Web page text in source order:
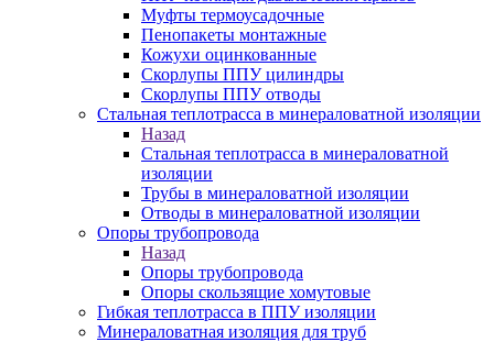
Муфты термоусадочные
Пенопакеты монтажные
Кожухи оцинкованные
Скорлупы ППУ цилиндры
Скорлупы ППУ отводы
Стальная теплотрасса в минераловатной изоляции
Назад
Стальная теплотрасса в минераловатной
изоляции
Трубы в минераловатной изоляции
Отводы в минераловатной изоляции
Опоры трубопровода
Назад
Опоры трубопровода
Опоры скользящие хомутовые
Гибкая теплотрасса в ППУ изоляции
Минераловатная изоляция для труб